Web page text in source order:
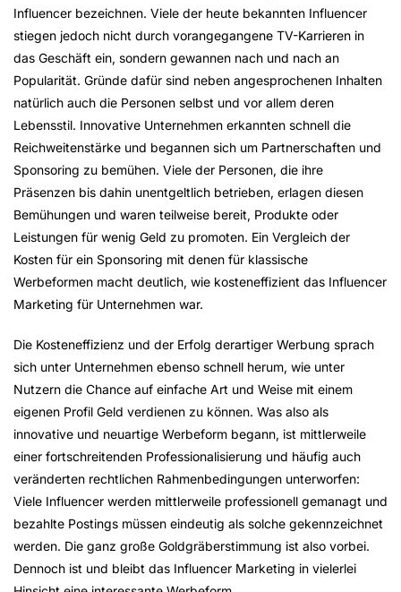
Influencer bezeichnen. Viele der heute bekannten Influencer
stiegen jedoch nicht durch vorangegangene TV-Karrieren in
das Geschäft ein, sondern gewannen nach und nach an
Popularität. Gründe dafür sind neben angesprochenen Inhalten
natürlich auch die Personen selbst und vor allem deren
Lebensstil. Innovative Unternehmen erkannten schnell die
Reichweitenstärke und begannen sich um Partnerschaften und
Sponsoring zu bemühen. Viele der Personen, die ihre
Präsenzen bis dahin unentgeltlich betrieben, erlagen diesen
Bemühungen und waren teilweise bereit, Produkte oder
Leistungen für wenig Geld zu promoten. Ein Vergleich der
Kosten für ein Sponsoring mit denen für klassische
Werbeformen macht deutlich, wie kosteneffizient das Influencer
Marketing für Unternehmen war.
Die Kosteneffizienz und der Erfolg derartiger Werbung sprach
sich unter Unternehmen ebenso schnell herum, wie unter
Nutzern die Chance auf einfache Art und Weise mit einem
eigenen Profil Geld verdienen zu können. Was also als
innovative und neuartige Werbeform begann, ist mittlerweile
einer fortschreitenden Professionalisierung und häufig auch
veränderten rechtlichen Rahmenbedingungen unterworfen:
Viele Influencer werden mittlerweile professionell gemanagt und
bezahlte Postings müssen eindeutig als solche gekennzeichnet
werden. Die ganz große Goldgräberstimmung ist also vorbei.
Dennoch ist und bleibt das Influencer Marketing in vielerlei